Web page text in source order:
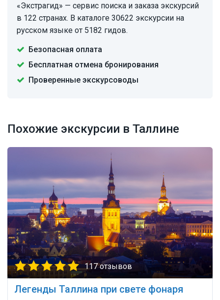
«Экстрагид» — сервис поиска и заказа экскурсий
в 122 странах. В каталоге 30622 экскурсии на
русском языке от 5182 гидов.
Безопасная оплата
Бесплатная отмена бронирования
Проверенные экскурсоводы
Похожие экскурсии в Таллине
117 отзывов
Легенды Таллина при свете фонаря